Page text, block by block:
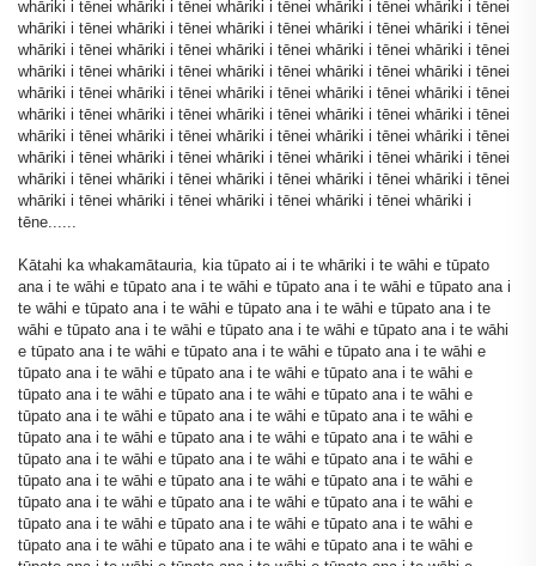
whāriki i tēnei whāriki i tēnei whāriki i tēnei whāriki i tēnei whāriki i tēnei
whāriki i tēnei whāriki i tēnei whāriki i tēnei whāriki i tēnei whāriki i tēnei
whāriki i tēnei whāriki i tēnei whāriki i tēnei whāriki i tēnei whāriki i tēnei
whāriki i tēnei whāriki i tēnei whāriki i tēnei whāriki i tēnei whāriki i tēnei
whāriki i tēnei whāriki i tēnei whāriki i tēnei whāriki i tēnei whāriki i tēnei
whāriki i tēnei whāriki i tēnei whāriki i tēnei whāriki i tēnei whāriki i tēnei
whāriki i tēnei whāriki i tēnei whāriki i tēnei whāriki i tēnei whāriki i tēnei
whāriki i tēnei whāriki i tēnei whāriki i tēnei whāriki i tēnei whāriki i tēnei
whāriki i tēnei whāriki i tēnei whāriki i tēnei whāriki i tēnei whāriki i tēnei
whāriki i tēnei whāriki i tēnei whāriki i tēnei whāriki i tēnei whāriki i
tēne......
Kātahi ka whakamātauria, kia tūpato ai i te whāriki i te wāhi e tūpato
ana i te wāhi e tūpato ana i te wāhi e tūpato ana i te wāhi e tūpato ana i
te wāhi e tūpato ana i te wāhi e tūpato ana i te wāhi e tūpato ana i te
wāhi e tūpato ana i te wāhi e tūpato ana i te wāhi e tūpato ana i te wāhi
e tūpato ana i te wāhi e tūpato ana i te wāhi e tūpato ana i te wāhi e
tūpato ana i te wāhi e tūpato ana i te wāhi e tūpato ana i te wāhi e
tūpato ana i te wāhi e tūpato ana i te wāhi e tūpato ana i te wāhi e
tūpato ana i te wāhi e tūpato ana i te wāhi e tūpato ana i te wāhi e
tūpato ana i te wāhi e tūpato ana i te wāhi e tūpato ana i te wāhi e
tūpato ana i te wāhi e tūpato ana i te wāhi e tūpato ana i te wāhi e
tūpato ana i te wāhi e tūpato ana i te wāhi e tūpato ana i te wāhi e
tūpato ana i te wāhi e tūpato ana i te wāhi e tūpato ana i te wāhi e
tūpato ana i te wāhi e tūpato ana i te wāhi e tūpato ana i te wāhi e
tūpato ana i te wāhi e tūpato ana i te wāhi e tūpato ana i te wāhi e